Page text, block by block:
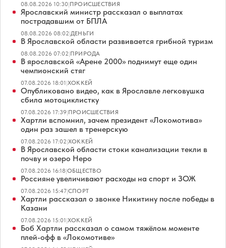
08.08.2026 10:30|ПРОИСШЕСТВИЯ
Ярославский министр рассказал о выплатах
пострадавшим от БПЛА
08.08.2026 08:02|ДЕНЬГИ
В Ярославской области развивается грибной туризм
08.08.2026 07:02|ПРИРОДА
В ярославской «Арене 2000» поднимут еще один
чемпионский стяг
07.08.2026 18:01|ХОККЕЙ
Опубликовано видео, как в Ярославле легковушка
сбила мотоциклистку
07.08.2026 17:39|ПРОИСШЕСТВИЯ
Хартли вспомнил, зачем президент «Локомотива»
один раз зашел в тренерскую
07.08.2026 17:02|ХОККЕЙ
В Ярославской области стоки канализации текли в
почву и озеро Неро
07.08.2026 16:18|ОБЩЕСТВО
Россияне увеличивают расходы на спорт и ЗОЖ
07.08.2026 15:47|СПОРТ
Хартли рассказал о звонке Никитину после победы в
Казани
07.08.2026 15:01|ХОККЕЙ
Боб Хартли рассказал о самом тяжёлом моменте
плей-офф в «Локомотиве»